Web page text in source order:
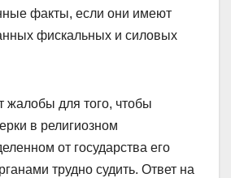
факты, если они имеют
фискальных и силовых
жалобы для того, чтобы
в религиозном
от государства его
трудно судить. Ответ на